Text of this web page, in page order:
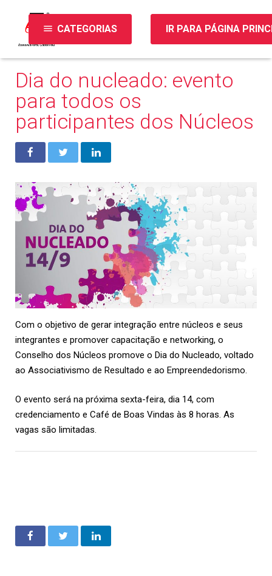
menu CATEGORIAS IR PARA PÁGINA
Dia do nucleado: evento
para todos os
participantes dos Núcleos
Com o objetivo de gerar integração entre núcleos e seus
integrantes e promover capacitação e networking, o
Conselho dos Núcleos promove o Dia do Nucleado, voltado
ao Associativismo de Resultado e ao Empreendedorismo.
O evento será na próxima sexta-feira, dia 14, com
credenciamento e Café de Boas Vindas às 8 horas. As
vagas são limitadas.